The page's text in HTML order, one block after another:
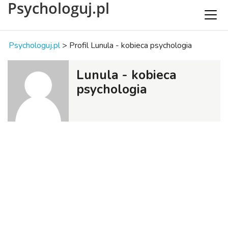
Psychologuj.pl
Psychologuj.pl > Profil Lunula - kobieca psychologia
Lunula - kobieca
psychologia